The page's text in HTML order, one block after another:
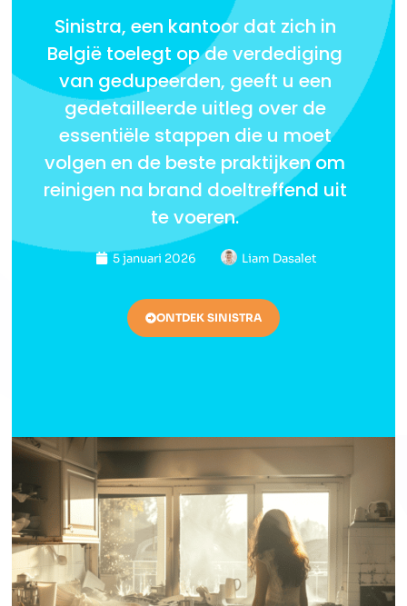
Sinistra, een kantoor dat zich in
België toelegt op de verdediging
van gedupeerden, geeft u een
gedetailleerde uitleg over de
essentiële stappen die u moet
volgen en de beste praktijken om
reinigen na brand doeltreffend uit
te voeren.
5 januari 2026 Liam Dasalet
ONTDEK SINISTRA